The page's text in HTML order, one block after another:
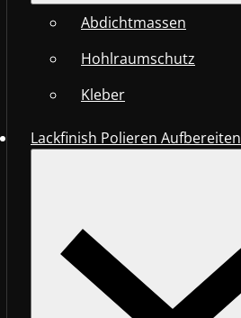
Abdichtmassen
Hohlraumschutz
Kleber
Lackfinish Polieren Aufbereiten